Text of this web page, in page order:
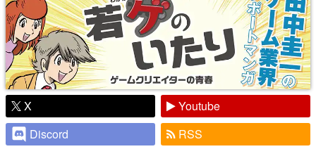
X
Youtube
Discord
RSS